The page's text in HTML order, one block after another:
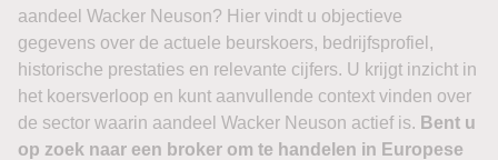
aandeel Wacker Neuson? Hier vindt u objectieve
gegevens over de actuele beurskoers, bedrijfsprofiel,
historische prestaties en relevante cijfers. U krijgt inzicht in
het koersverloop en kunt aanvullende context vinden over
de sector waarin aandeel Wacker Neuson actief is. Bent u
op zoek naar een broker om te handelen in Europese